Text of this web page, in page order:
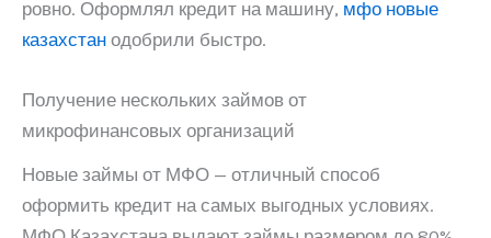
ровно. Оформлял кредит на машину, мфо новые
казахстан одобрили быстро.
Получение нескольких займов от
микрофинансовых организаций
Новые займы от МФО — отличный способ
оформить кредит на самых выгодных условиях.